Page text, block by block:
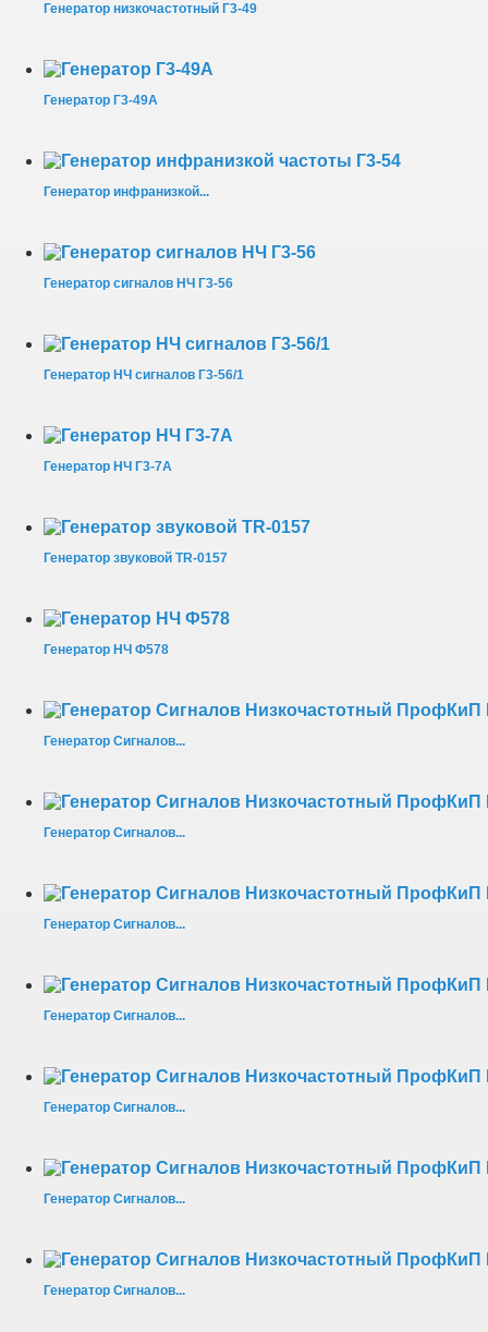
Генератор низкочастотный Г3-49
Генератор Г3-49А
Генератор инфранизкой...
Генератор сигналов НЧ Г3-56
Генератор НЧ сигналов Г3-56/1
Генератор НЧ Г3-7А
Генератор звуковой TR-0157
Генератор НЧ Ф578
Генератор Сигналов...
Генератор Сигналов...
Генератор Сигналов...
Генератор Сигналов...
Генератор Сигналов...
Генератор Сигналов...
Генератор Сигналов...